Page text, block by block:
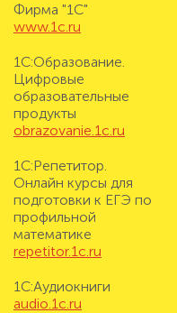
Фирма "1С"
www.1c.ru
1С:Образование.
Цифровые
образовательные
продукты
obrazovanie.1c.ru
1С:Репетитор.
Онлайн курсы для
подготовки к ЕГЭ по
профильной
математике
repetitor.1c.ru
1С:Аудиокниги
audio.1c.ru